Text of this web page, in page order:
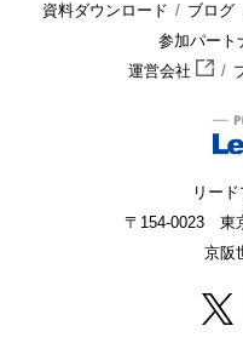
資料ダウンロード ブログ
参加パート
運営会社
リー
〒154-0023 東
京阪